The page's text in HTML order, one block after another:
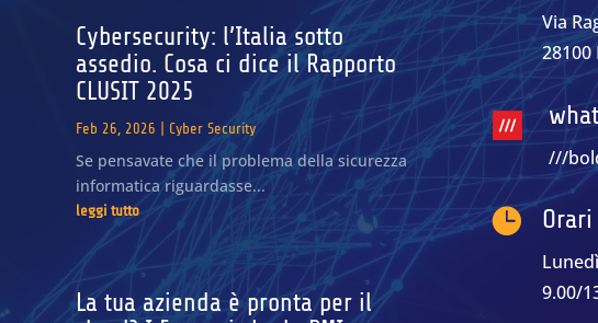
Cybersecurity: l’Italia sotto
assedio. Cosa ci dice il Rapporto
CLUSIT 2025
Feb 26, 2026 Cyber Security
Se pensavate che il problema della sicurezza
informatica riguardasse...
leggi tutto
La tua azienda è pronta per il
Via
28100
///

9.00/